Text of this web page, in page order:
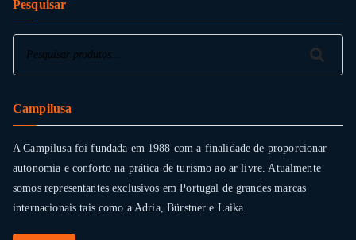
Pesquisar
Pesquisar
Campilusa
A Campilusa foi fundada em 1988 com a finalidade de proporcionar
autonomia e conforto na prática de turismo ao ar livre. Atualmente
somos representantes exclusivos em Portugal de grandes marcas
internacionais tais como a Adria, Bürstner e Laika.